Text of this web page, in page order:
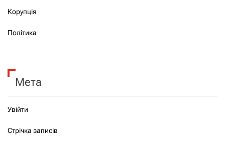
Корупція
Політика
Мета
Увійти
Стрічка записів